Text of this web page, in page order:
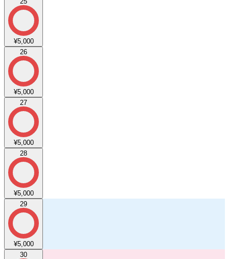
¥5,000
26
¥5,000
27
¥5,000
28
¥5,000
29
¥5,000
30